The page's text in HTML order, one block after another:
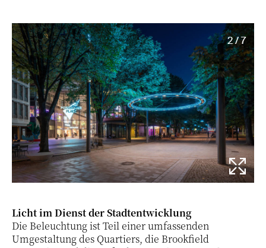
2 / 7
Licht im Dienst der Stadtentwicklung
Die Beleuchtung ist Teil einer umfassenden
Umgestaltung des Quartiers, die Brookfield